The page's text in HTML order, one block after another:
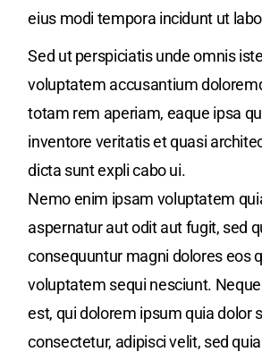
eius modi tempora incidunt ut
Sed ut perspiciatis unde omnis
voluptatem accusantium
totam rem aperiam, eaque ipsa
inventore veritatis et quasi
dicta sunt expli cabo ui.
Nemo enim ipsam voluptatem
aspernatur aut odit aut fugit, sed
consequuntur magni dolores eos
voluptatem sequi nesciunt.
est, qui dolorem ipsum quia dolor
consectetur, adipisci velit, sed